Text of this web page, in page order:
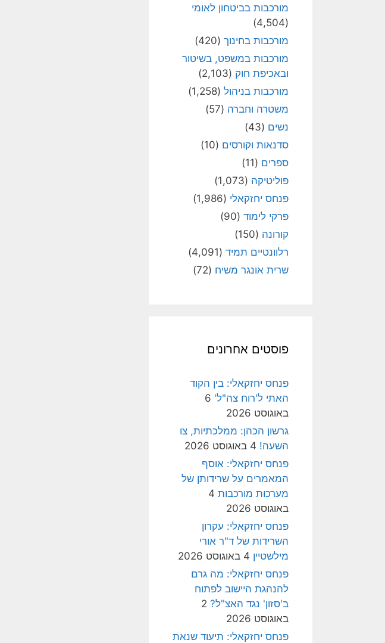
מורכבות בביטחון לאומי
(4,504)
מורכבות בחינוך (420)
מורכבות במשפט, בשיטור
ובאכיפת חוק (2,103)
מורכבות בניהול (1,258)
משטרה וחברה (57)
נשים (43)
סדנאות וקורסים (10)
ספרים (11)
פוליטיקה (1,073)
פנחס יחזקאלי (1,986)
פרקי לימוד (90)
קורונה (150)
רלוונטיים תמיד (4,091)
שרית אונגר משיח (72)
פוסטים אחרונים
פנחס יחזקאלי: בין הקוד
האתי ל'רוח צה"ל' 6
באוגוסט 2026
גרשון הכהן: ממלכתיות, צו
השעה! 4 באוגוסט 2026
פנחס יחזקאלי: אוסף
המאמרים על שרידותן של
מערכות מורכבות 4
באוגוסט 2026
פנחס יחזקאלי: עקרון
השרידות של ד"ר אורי
מילשטיין 4 באוגוסט 2026
פנחס יחזקאלי: מה גרם
להנהגת היישוב לפתוח
ב'סזון' נגד האצ"ל? 2
באוגוסט 2026
פנחס יחזקאלי: תיעוד שנאת